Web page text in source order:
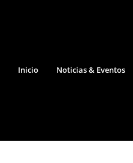
Inicio Noticias & Eventos